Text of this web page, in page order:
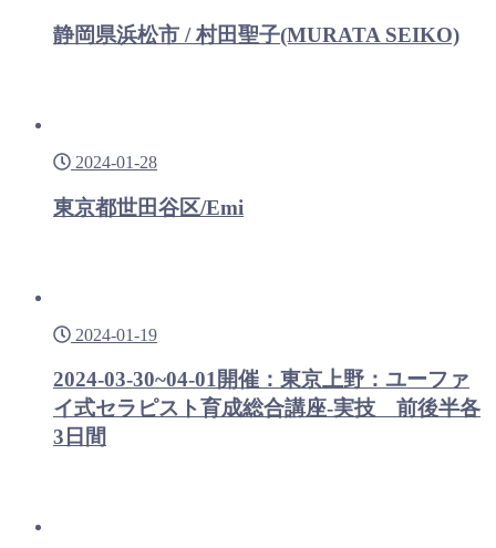
静岡県浜松市 / 村田聖子(MURATA SEIKO)
2024-01-28
東京都世田谷区/Emi
2024-01-19
2024-03-30~04-01開催：東京上野：ユーファ
イ式セラピスト育成総合講座-実技 前後半各
3日間